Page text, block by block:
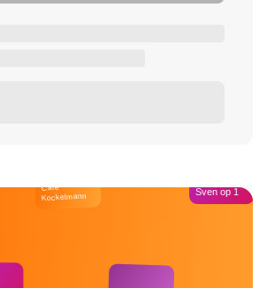
Café
Kockelmann Sven op 1